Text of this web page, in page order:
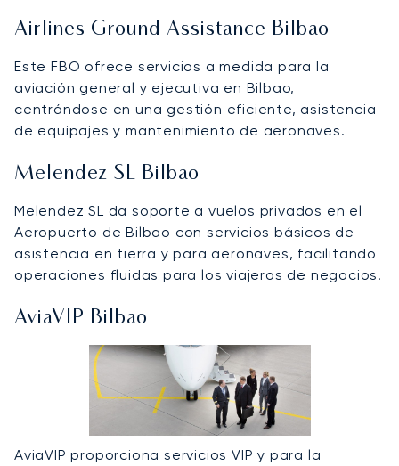
Airlines Ground Assistance Bilbao
Este FBO ofrece servicios a medida para la
aviación general y ejecutiva en Bilbao,
centrándose en una gestión eficiente, asistencia
de equipajes y mantenimiento de aeronaves.
Melendez SL Bilbao
Melendez SL da soporte a vuelos privados en el
Aeropuerto de Bilbao con servicios básicos de
asistencia en tierra y para aeronaves, facilitando
operaciones fluidas para los viajeros de negocios.
AviaVIP Bilbao
AviaVIP proporciona servicios VIP y para la